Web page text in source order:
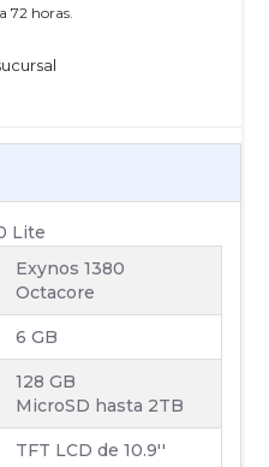
Lite
Exynos 1380
Octacore
6 GB
128 GB
MicroSD hasta 2TB
TFT LCD de 10.9''
72 horas.